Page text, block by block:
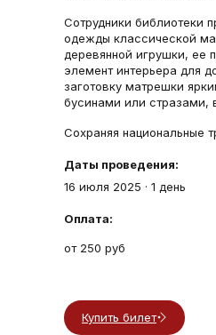
Сотрудники библиотеки
одежды классической
деревянной игрушки, ее
элемент интерьера для
заготовку матрешки
бусинами или стразами,
Сохраняя национальные
Даты проведения:
16 июля 2025 · 1 день
Оплата:
от 250 руб
Купить билет